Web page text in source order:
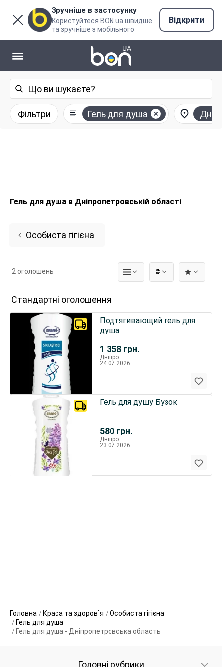
Зручніше в застосунку
Користуйтеся BON.ua швидше
та зручніше з мобільного
Відкрити
Фільтри Гель для душа
Гель для душа в Дніпропетровській області
Особиста гігієна
₴
2 оголошень
Стандартні оголошення
1 358 грн.
Подтягивающий гель для
душа
Дніпро
24.07.2026
580 грн.
Гель для душу Бузок
Дніпро
23.07.2026
Головна Краса та здоров`я
Особиста гігієна
Гель для душа
Гель для душа - Дніпропетровська область
Головні рубрики